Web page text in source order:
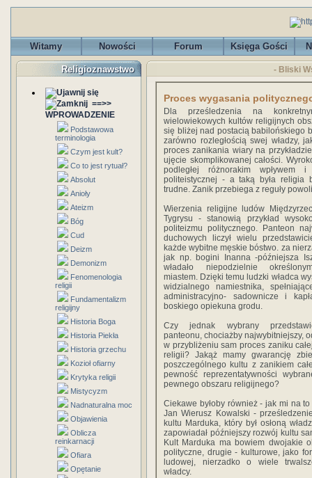
Witamy Nowości Forum Księga Gości
Religioznawstwo
==>>
WPROWADZENIE
Podstawowa
terminologia
Czym jest kult?
Co to jest rytuał?
Absolut
Anioły
Ateizm
Bóg
Cud
Deizm
Demonizm
Fenomenologia
religii
Fundamentalizm
religijny
Historia Boga
Historia Piekła
Historia grzechu
Kozioł ofiarny
Krytyka religii
Mistycyzm
Nadnaturalna moc
Objawienia
Oblicza
reinkarnacji
Ofiara
Opętanie
- Bliski
Proces wygasania
Dla prześledzenia na
wielowiekowych kultów religijnych
się bliżej nad postacią babilońskiego
zarówno rozległością swej władzy,
proces zanikania wiary na
ujęcie skomplikowanej całości.
podległej różnorakim wpływem
politeistycznej - a taką była religia
trudne. Zanik przebiega z reguły
Wierzenia religijne ludów
Tygrysu - stanowią przykład
politeizmu politycznego. Panteon
duchowych liczył wielu
każde wybitne męskie bóstwo. za
jak np. bogini Inanna -późniejsza
władało niepodzielnie
miastem. Dzięki temu ludzki władca
widzialnego namiestnika,
administracyjno- sadownicze i
boskiego opiekuna grodu.
Czy jednak wybrany
panteonu, chociażby najwybitniejszy,
w przybliżeniu sam proces zaniku
religii? Jakąż mamy gwarancję
poszczególnego kultu z zanikiem
pewność reprezentatywności
pewnego obszaru religijnego?
Ciekawe byłoby również - jak mi na to
Jan Wierusz Kowalski -
kultu Marduka, który był osłoną
zapowiadał późniejszy rozwój kultu
Kult Marduka ma bowiem dwojakie
polityczne, drugie - kulturowe, jako
ludowej, nierzadko o wiele
władcy.